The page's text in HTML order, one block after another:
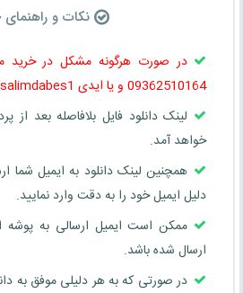
نکات و
در صورت هرگونه مشکل در خرید
09362510164 و یا ایدی salimdabes1 پیغام ارسال نمایید.
لینک دانلود فایل بلافاصله بعد
خواهد آمد.
همچنین لینک دانلود به ایمیل
دلیل ایمیل خود را به دقت وارد نمایید.
ارسال شده باشد.
در صورتی که به هر دلیلی موفق به